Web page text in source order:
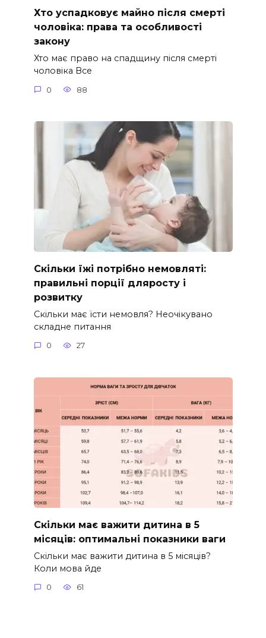
Хто успадковує майно після смерті
чоловіка: права та особливості
закону
Хто має право на спадщину після смерті
чоловіка Все
0 88
Скільки їжі потрібно немовляті:
правильні порції дляросту і
розвитку
Скільки має їсти немовля? Неочікувано
складне питання
0 27
Скільки має важити дитина в 5
місяців: оптимальні показники ваги
Скільки має важити дитина в 5 місяців?
Коли мова йде
0 61